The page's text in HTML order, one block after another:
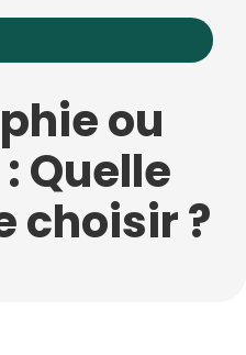
ou
Quelle
choisir ?